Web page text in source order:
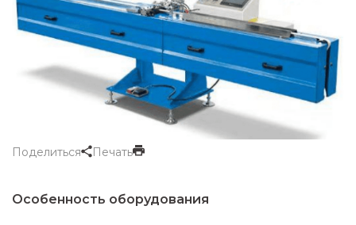
Поделиться Печать
Особенность оборудования